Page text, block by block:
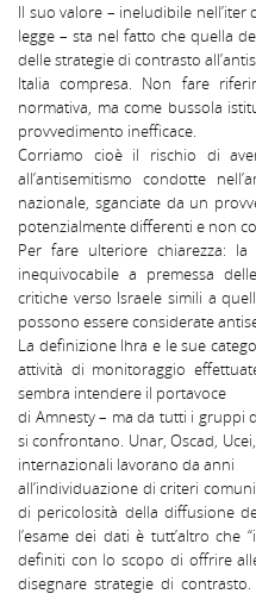
Il suo valore – ineludibile
legge – sta nel fatto che quella
delle strategie di contrasto
Italia compresa. Non fare
normativa, ma come bussola
provvedimento inefficace.
Corriamo cioè il rischio di
all’antisemitismo condotte
nazionale, sganciate da un
potenzialmente differenti e non
Per fare ulteriore chiarezza:
inequivocabile a premessa
critiche verso Israele simili a
possono essere considerate
La definizione Ihra e le sue
attività di monitoraggio
sembra intendere il portavoce
di Amnesty – ma da tutti i gruppi
si confrontano. Unar, Oscad,
internazionali lavorano da anni
all’individuazione di criteri
di pericolosità della diffusione
l’esame dei dati è tutt’altro che
definiti con lo scopo di offrire
disegnare strategie di